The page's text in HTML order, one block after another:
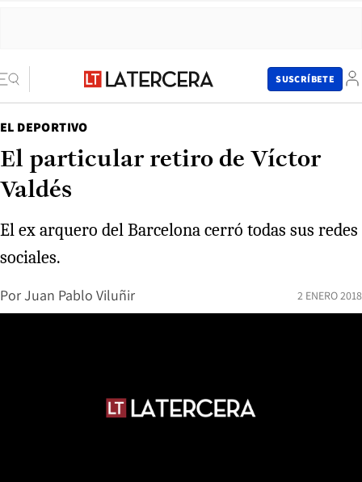
SUSCRÍBETE
EL DEPORTIVO
El particular retiro de Víctor
Valdés
El ex arquero del Barcelona cerró todas sus redes
sociales.
PorJuan Pablo Viluñir 2 ENERO 2018